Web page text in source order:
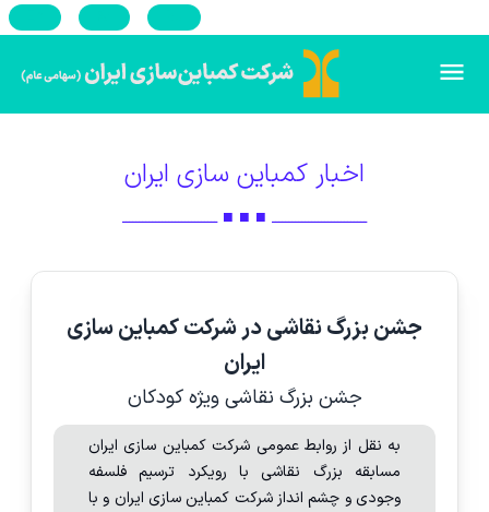
اخبار کمباین سازی ایران
ـــــــــــــــــــــــــــــ ■ ■ ■ ـــــــــــــــــــــــــــــ
جشن بزرگ نقاشی در شرکت کمباین سازی
ایران
جشن بزرگ نقاشی ویژه کودکان
به نقل از روابط عمومی شرکت کمباین سازی ایران
مسابقه بزرگ نقاشی با رویکرد ترسیم فلسفه
وجودی و چشم انداز شرکت کمباین سازی ایران و با